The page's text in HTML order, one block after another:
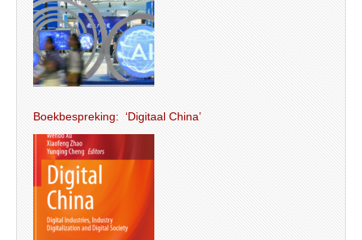
Boekbespreking: ‘Digitaal China’